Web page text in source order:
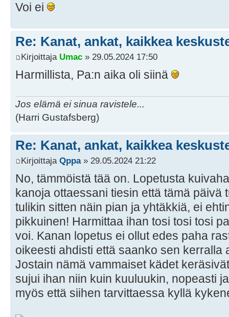
Voi ei
Re: Kanat, ankat, kaikkea
Kirjoittaja Umac » 29.05.2024 17:50
Harmillista, Pa:n aika oli siinä
Jos elämä ei sinua ravistele...
(Harri Gustafsberg)
Re: Kanat, ankat, kaikkea
Kirjoittaja Qppa» 29.05.2024 21:22
No, tämmöistä tää on. Lopetusta
kanoja ottaessani tiesin että tämä päivä
tulikin sitten näin pian ja yhtäkkiä, ei
pikkuinen! Harmittaa ihan tosi tosi tosi
voi. Kanan lopetus ei ollut edes paha
oikeesti ahdisti että saanko sen kerralla
Jostain nämä vammaiset kädet
sujui ihan niin kuin kuuluukin, nopeasti
myös että siihen tarvittaessa kyllä